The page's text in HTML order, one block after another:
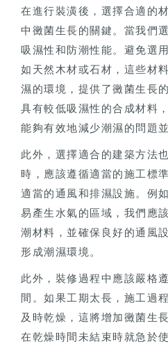
在進行裝潢後，選擇合適的
中黴菌生長的關鍵。當我們
吸濕性和防潮性能。避免選
如天然木材或石材，這些材
濕的環境，提供了黴菌生長
具有較低吸濕性的合成材料
能夠有效地減少潮濕的問題
此外，選擇適合的建築方法
時，應該遵循適當的施工標
適當的通風和排濕設施。例
易產生水氣的區域，我們應
潮材料，並確保良好的通風
形成潮濕環境。
此外，裝修過程中應該嚴格
間。如果工期太長，施工過
及時乾燥，這將增加黴菌生
在乾燥時間未結束時就急於